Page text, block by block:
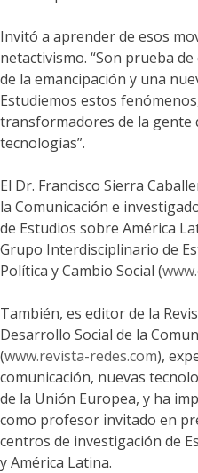
Invitó a aprender de esos
netactivismo. “Son prueba
de la emancipación y una
Estudiemos estos
transformadores de la gente
tecnologías”.
El Dr. Francisco Sierra
la Comunicación e
de Estudios sobre América
Grupo Interdisciplinario de
Política y Cambio Social (
También, es editor de la
Desarrollo Social de la
(www.revista-redes.com),
comunicación, nuevas
de la Unión Europea, y ha
como profesor invitado en
centros de investigación de
y América Latina.